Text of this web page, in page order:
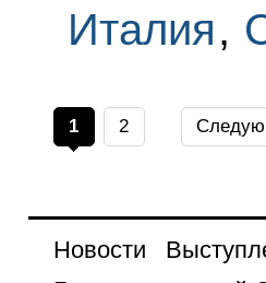
Италия,
1 2
Новости